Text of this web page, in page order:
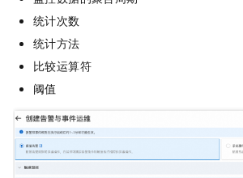
统计次数
统计方法
比较运算符
阈值